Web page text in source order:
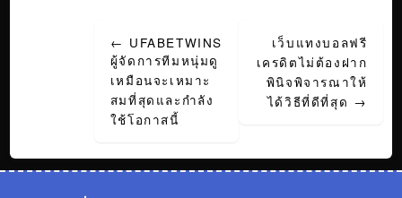
navigation
← UFABETWINS
ผู้จัดการทีมหนุ่มดู
เหมือนจะเหมาะ
สมที่สุดและกำลัง
ใช้โอกาสนี้
เว็บแทงบอลฟรี
เครดิตไม่ต้องฝาก
พินิจพิจารณาให้
ได้วิธีที่ดีที่สุด →